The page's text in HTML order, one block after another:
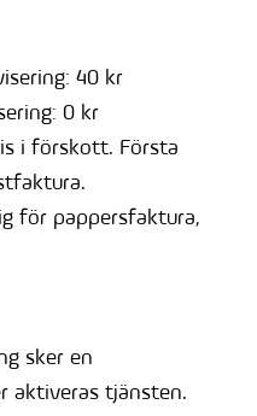
40 kr
0 kr
i förskott. Första
för pappersfaktura,
sker en
aktiveras tjänsten.